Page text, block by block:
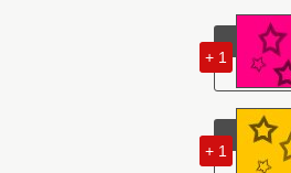
+ 1
+ 1